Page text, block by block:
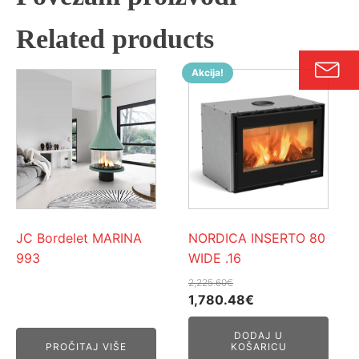
Related products
JC Bordelet MARINA
993
PROČITAJ VIŠE
Akcija!
NORDICA INSERTO 80
WIDE .16
2,225.60€
Izvorna
cijena
1,780.48€
cijena
je:
DODAJ U
KOŠARICU